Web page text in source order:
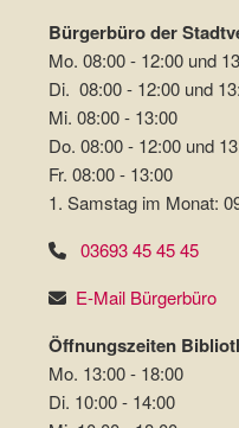
Bürgerbüro der
Mo. 08:00 - 12:00 und
Di. 08:00 - 12:00 und
Mi. 08:00 - 13:00
Do. 08:00 - 12:00 und
Fr. 08:00 - 13:00
1. Samstag im Monat:
03693 45 45 45
E-Mail Bürgerbüro
Öffnungszeiten
Mo. 13:00 - 18:00
Di. 10:00 - 14:00